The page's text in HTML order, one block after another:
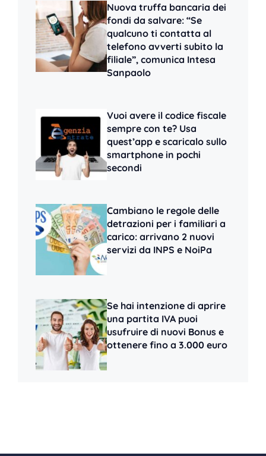
Nuova truffa bancaria dei
fondi da salvare: “Se
qualcuno ti contatta al
telefono avverti subito la
filiale”, comunica Intesa
Sanpaolo
Vuoi avere il codice fiscale
sempre con te? Usa
quest’app e scaricalo sullo
smartphone in pochi
secondi
Cambiano le regole delle
detrazioni per i familiari a
carico: arrivano 2 nuovi
servizi da INPS e NoiPa
Se hai intenzione di aprire
una partita IVA puoi
usufruire di nuovi Bonus e
ottenere fino a 3.000 euro